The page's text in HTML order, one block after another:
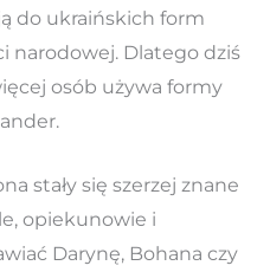
do ukraińskich form
narodowej. Dlatego dziś
osób używa formy
stały się szerzej znane
opiekunowie i
Darynę, Bohana czy